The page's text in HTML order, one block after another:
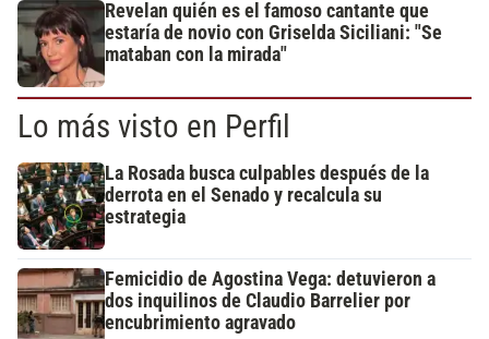
Revelan quién es el famoso cantante que
estaría de novio con Griselda Siciliani: "Se
mataban con la mirada"
Lo más visto en Perfil
La Rosada busca culpables después de la
derrota en el Senado y recalcula su
estrategia
Femicidio de Agostina Vega: detuvieron a
dos inquilinos de Claudio Barrelier por
encubrimiento agravado